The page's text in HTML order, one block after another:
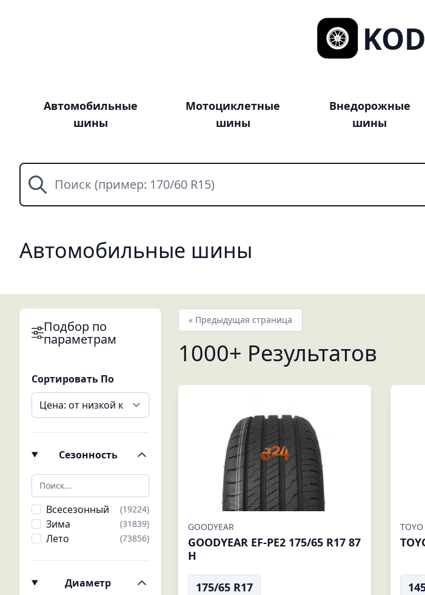
Автомобильные
шины
Мотоциклетные
шины
Внедорожные
шины
Поиск
Автомобильные шины
Подбор по
параметрам
Сортировать По
Сезонность
Всесезонный (19224)
Зима (31839)
Лето (73856)
Диаметр
« Предыдущая страница
1000+ Результатов
GOODYEAR
GOODYEAR EF-PE2 175/65 R17 87
H
175/65 R17
TOYO